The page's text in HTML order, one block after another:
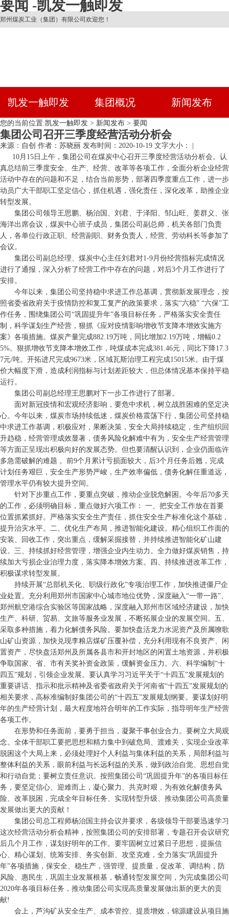
要闻 -凯发一触即发
郑州煤炭工业（集团）有限公司欢迎您！
凯发一触即发 集团概况 新闻发布
您的当前位置:凯发一触即发 > 新闻发布 > 要闻
集团公司召开三季度经营活动分析会
来源：自创 作者：苏晓丽 发布时间：2020-10-19 文字大小： |
10月15日上午，集团公司在煤炭中心召开三季度经营活动分析会。认
真总结前三季度安全、生产、经营、改革等各项工作，全面分析企业经营
活动中存在的问题和不足，结合当前形势，部署四季度重点工作，进一步
动员广大干部职工坚定信心，抓住机遇，强化责任，深化改革，助推企业
转型发展。
集团公司领导王思鹏、杨治国、刘君、于泽阳、邹山旺、姜群义、张
海洋出席会议，煤炭中心班子成员，集团公司副总师，机关各部门负责
人，各单位行政正职、经营副职、财务负责人，经营、劳动科长等参加了
会议。
集团公司副总经理、煤炭中心主任刘君对1-9月份经营指标完成情况
进行了通报，深入分析了经营工作中存在的问题，对后3个月工作进行了
安排。
今年以来，集团公司坚持稳中求进工作总基调，贯彻新发展理念，按
照省委省政府关于疫情防控和复工复产的政策要求，落实“六稳” “六保”工
作任务，围绕集团公司“巩固提升年”各项目标任务，严格落实安全责任
制，科学谋划生产经营，狠抓《应对疫情影响增收节支降本增效实施方
案》各项措施。煤炭产量完成882.19万吨，同比增加2.19万吨，增幅0.2
5%。狠抓增收节支降本增效工作，吨煤成本完成381.46元，同比下降17.3
7元/吨。开拓进尺完成9673米，区域瓦斯治理工程完成15015米。由于煤
价大幅度下滑，造成利润指标与计划差距较大，但总体情况基本保持平稳
运行。
集团公司副总经理王思鹏对下一步工作进行了部署。
面对新冠疫情和宏观经济影响，要危中求机，树立战胜困难的坚定决
心。今年以来，煤炭市场持续低迷，煤炭价格震荡下行，集团公司坚持稳
中求进工作基调，积极应对，果断决策，安全大局持续稳定，生产组织回
升趋稳，经营管理成效显著，债务风险化解难中有为，安全生产经营管理
等方面正呈现出积极向好的发展态势。但也要清醒认识到，企业仍面临许
多急需破解的难题 。前9个月累计亏损面较大，后3个月任务后翘，完成
计划任务艰巨，安全生产形势严峻，生产效率偏低，债务化解任重道远，
管理水平仍有较大提升空间。
针对下步重点工作，要重点突破，推动企业脱危解困。今年后70多天
的工作，必须明确目标，重点做好六项工作： 一、把安全工作放在首要
位置抓紧抓好。严格落实安全生产责任，抓住安全生产标准化这个基础，
提升治灾水平。二、优化生产布局，推进智能化建设。精心组织工作面的
安装、回收工作，突出重点，缓解采掘接替，并持续推进智能化矿山建
设。三、持续抓好经营管理，增强企业内生动力。全力做好煤炭销售，持
续加大亏损企业治理力度，落实降本增效方案。四、持续推进改革工作，
积极谋求转型发展。
持续开展“总部机关化、职级行政化”专项治理工作，加快推进僵尸企
业处置。充分利用郑州市国家中心城市地位优势，深度融入“一带一路”、
郑州航空港综合实验区等国家战略，深度融入郑州市区域经济建设，加快
生产、科研、贸易、文旅等服务业发展，不断拓展企业的发展空间。五、
采取多种措施，着力化解债务风险。要加快盘活龙力水泥资产及所属嘹歌
山矿山资源，加快兑现李粮店煤矿压覆补偿，充分利用现有不良资产、闲
置资产，尽快盘活郑州及所属各县市和开封地区的闲置土地资源，并积极
争取国家、省、市有关奖补资金政策，缓解资金压力。六、科学编制“十
四五”规划，引领企业发展。要认真学习习近平关于“十四五”发展规划的
重要讲话、指示和批示精神及省委省政府关于河南省“十四五”发展规划的
相关要求，高标准编制好集团公司的“十四五”发展规划纲要。要谋划好明
年的生产经营计划，最大程度地符合明年的工作实际，指导明年生产经营
各项工作。
在形势和任务面前，要勇于担当，凝聚干事创业合力。要树立大局观
念。全体干部职工要把思想和精力集中到破危局、渡难关，实现企业改革
脱困这个大局上来，必须处理好个人利益与集体利益的关系，局部利益与
整体利益的关系，眼前利益与长远利益的关系，做到政治自觉、思想自觉
和行动自觉；要树立责任意识。按照集团公司“巩固提升年”的各项目标任
务，要坚定信心、迎难而上，凝心聚力、共克时艰，为有效化解债务风
险、改革脱困，完成全年目标任务、实现转型升级、推动集团公司高质量
发展做出更大的贡献！
集团公司总工程师杨治国主持会议并要求，各级领导干部要迅速学习
这次经营活动分析会精神，按照集团公司的安排部署，专题召开会议研究
后几个月工作，谋划好明年的工作。要牢固树立过紧日子思想，提振信
心、精心谋划、统筹安排、务实创新、攻坚克难，全力落实“巩固提升
年”各项措施，保安全、稳生产，强管理、提质量，促改革、调结构，防
风险、惠民生，巩固主业发展根基，畅通转型发展空间，为完成集团公司
2020年各项目标任务，推动集团公司实现高质量发展做出新的更大的贡
献!
会上，芦沟矿从安全生产、成本管控、提质增效，锦源建设从项目施